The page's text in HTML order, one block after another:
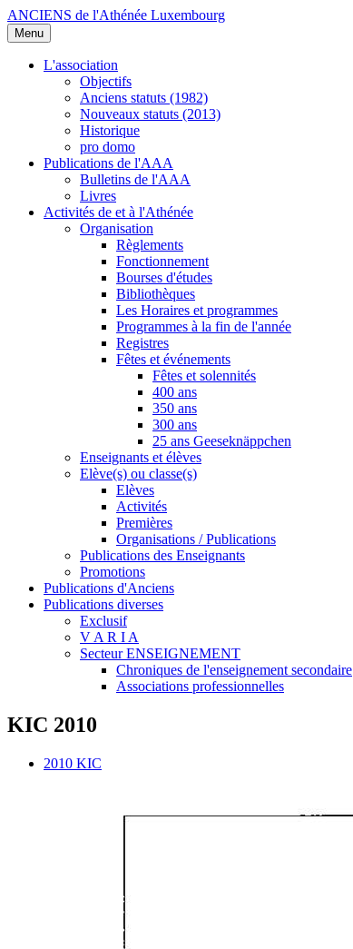
ANCIENS de l'Athénée Luxembourg
Menu
L'association
Objectifs
Anciens statuts (1982)
Nouveaux statuts (2013)
Historique
pro domo
Publications de l'AAA
Bulletins de l'AAA
Livres
Activités de et à l'Athénée
Organisation
Règlements
Fonctionnement
Bourses d'études
Bibliothèques
Les Horaires et programmes
Programmes à la fin de l'année
Registres
Fêtes et événements
Fêtes et solennités
400 ans
350 ans
300 ans
25 ans Geeseknäppchen
Enseignants et élèves
Elève(s) ou classe(s)
Elèves
Activités
Premières
Organisations / Publications
Publications des Enseignants
Promotions
Publications d'Anciens
Publications diverses
Exclusif
V A R I A
Secteur ENSEIGNEMENT
Chroniques de l'enseignement secondaire
Associations professionnelles
KIC 2010
2010 KIC